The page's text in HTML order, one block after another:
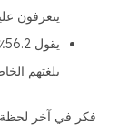
يتعرفون
بلغتهم